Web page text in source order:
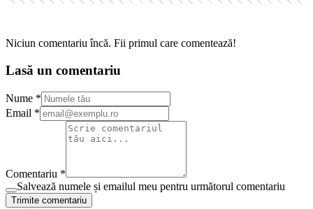
Niciun comentariu încă. Fii primul care comentează!
Lasă un comentariu
Nume *
Email *
Comentariu *
Salvează numele și emailul meu pentru următorul comentariu
Trimite comentariu